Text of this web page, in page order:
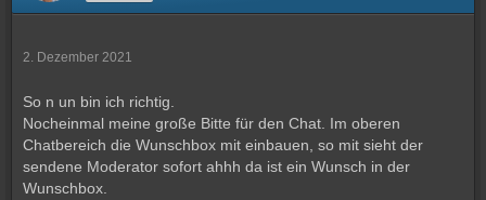
2. Dezember 2021
So n un bin ich richtig.
Nocheinmal meine große Bitte für den Chat. Im oberen
Chatbereich die Wunschbox mit einbauen, so mit sieht der
sendene Moderator sofort ahhh da ist ein Wunsch in der
Wunschbox.